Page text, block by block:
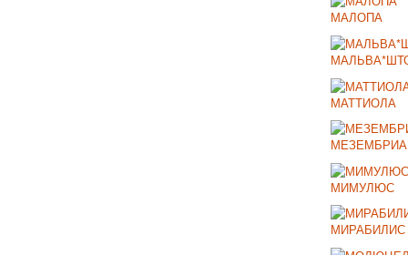
МАЛОПА
МАТТИОЛА
МИМУЛЮС
МИРАБИЛИС